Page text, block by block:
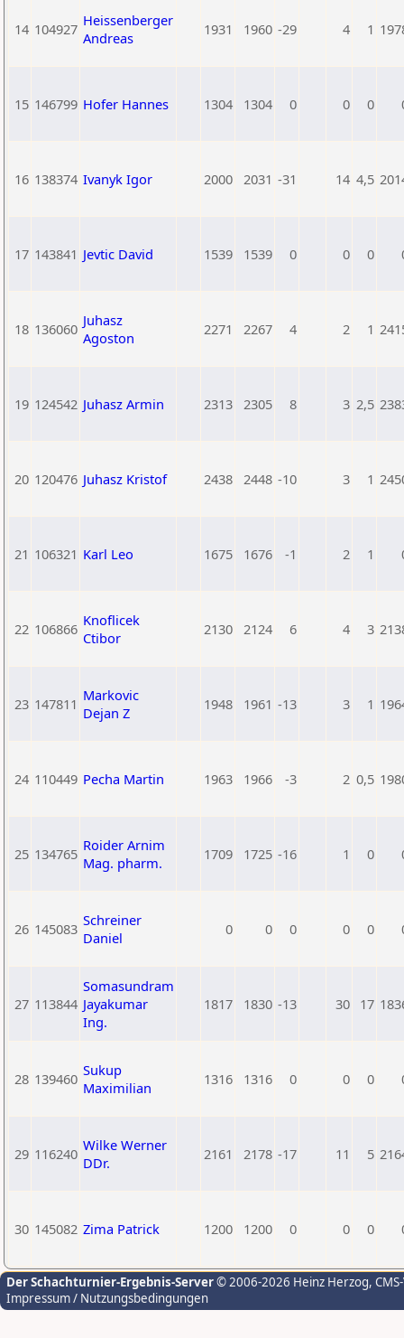
14 104927 Heissenberger
Andreas
1931 1960 -29 4 1
15 146799 Hofer Hannes 1304 1304 0 0 0
16 138374 Ivanyk Igor 2000 2031 -31 14 4,5
17 143841 Jevtic David 1539 1539 0 0 0
18 136060 Juhasz
Agoston
2271 2267 4 2 1
19 124542 Juhasz Armin 2313 2305 8 3 2,5
20 120476 Juhasz Kristof 2438 2448 -10 3 1
21 106321 Karl Leo 1675 1676 -1 2 1
22 106866 Knoflicek
Ctibor
2130 2124 6 4 3
23 147811 Markovic
Dejan Z
1948 1961 -13 3 1
24 110449 Pecha Martin 1963 1966 -3 2 0,5
25 134765 Roider Arnim
Mag. pharm.
1709 1725 -16 1 0
26 145083 Schreiner
Daniel
0 0 0 0 0
27 113844
Somasundram
Jayakumar
Ing.
1817 1830 -13 30 17
28 139460 Sukup
Maximilian
1316 1316 0 0 0
29 116240 Wilke Werner
DDr.
2161 2178 -17 11 5
30 145082 Zima Patrick 1200 1200 0 0 0
Der Schachturnier-Ergebnis-Server© 2006-2026 Heinz Herzog,
Impressum / Nutzungsbedingungen